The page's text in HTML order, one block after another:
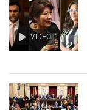
VIDEO